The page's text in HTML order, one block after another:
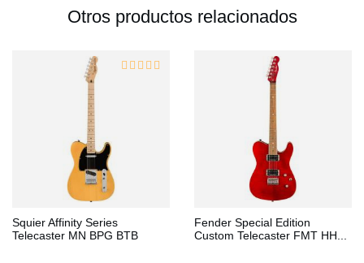
Otros productos relacionados
Squier Affinity Series
Telecaster MN BPG BTB
Fender Special Edition
Custom Telecaster FMT HH...